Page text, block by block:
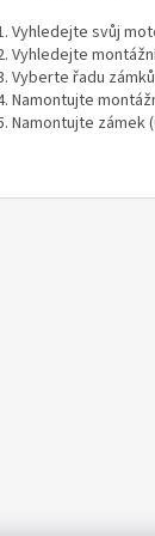
Vyhledejte svůj
Vyhledejte
Vyberte řadu
Namontujte
Namontujte zámek